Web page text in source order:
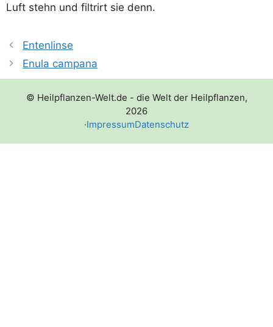
Luft stehn und fil­trirt sie denn.
Entenlinse
Enula campana
© Heilpflanzen-Welt.de - die Welt der Heilpflanzen,
2026
·ImpressumDatenschutz